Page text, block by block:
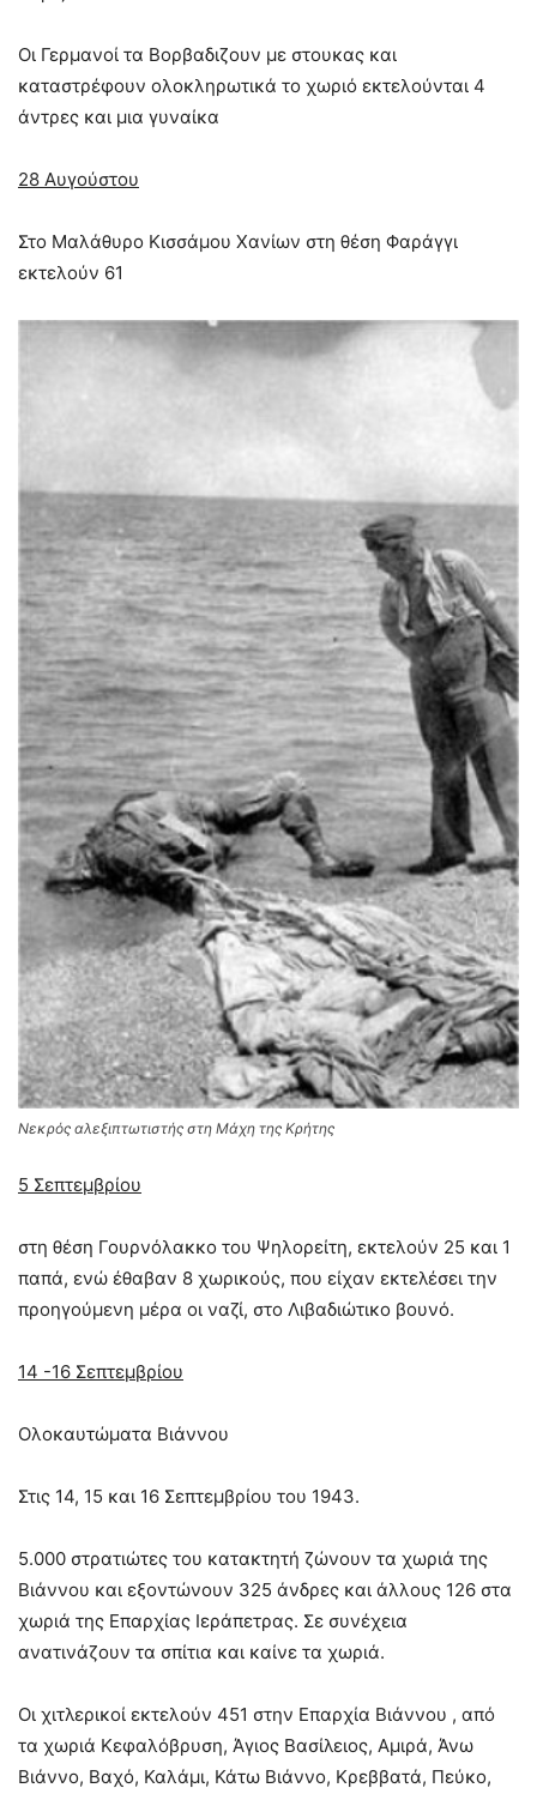
Οι Γερμανοί τα Βορβαδιζουν με στουκας και
καταστρέφουν ολοκληρωτικά το χωριό εκτελούνται 4
άντρες και μια γυναίκα
28 Αυγούστου
Στο Μαλάθυρο Κισσάµου Χανίων στη θέση Φαράγγι
εκτελούν 61
Νεκρός αλεξιπτωτιστής στη Μάχη της Κρήτης
5 Σεπτεμβρίου
στη θέση Γουρνόλακκο του Ψηλορείτη, εκτελούν 25 και 1
παπά, ενώ έθαβαν 8 χωρικούς, που είχαν εκτελέσει την
προηγούμενη μέρα οι ναζί, στο Λιβαδιώτικο βουνό.
14 -16 Σεπτεμβρίου
Ολοκαυτώματα Βιάννου
Στις 14, 15 και 16 Σεπτεμβρίου του 1943.
5.000 στρατιώτες του κατακτητή ζώνουν τα χωριά της
Βιάννου και εξοντώνουν 325 άνδρες και άλλους 126 στα
χωριά της Επαρχίας Ιεράπετρας. Σε συνέχεια
ανατινάζουν τα σπίτια και καίνε τα χωριά.
Οι χιτλερικοί εκτελούν 451 στην Επαρχία Βιάννου , από
τα χωριά Κεφαλόβρυση, Άγιος Βασίλειος, Αµιρά, Άνω
Βιάννο, Βαχό, Καλάµι, Κάτω Βιάννο, Κρεββατά, Πεύκο,